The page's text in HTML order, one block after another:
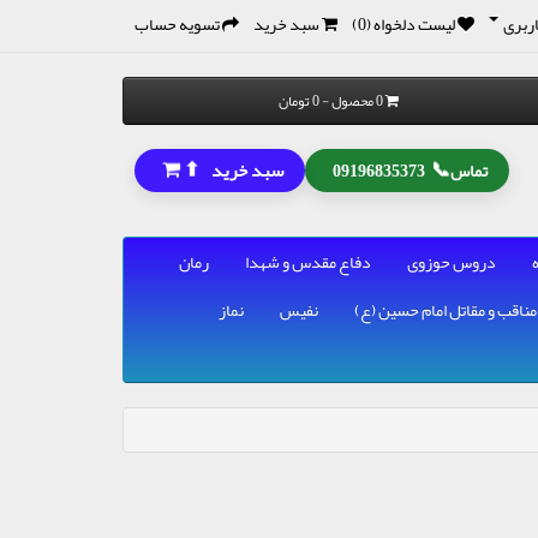
لیست دلخواه (0) سبد خرید تسویه حساب
0 محصول - 0 تومان
تماس📞
09196835373 سبد خرید ⬆
دروس حوزوی دفاع مقدس و شهدا
رمان
مناقب و مقاتل امام حسین (ع) نفیس
نماز